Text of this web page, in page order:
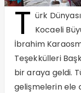
T ürk
Kocaeli
İbrahim
Teşekkülleri
bir araya geldi.
gelişmelerin ele